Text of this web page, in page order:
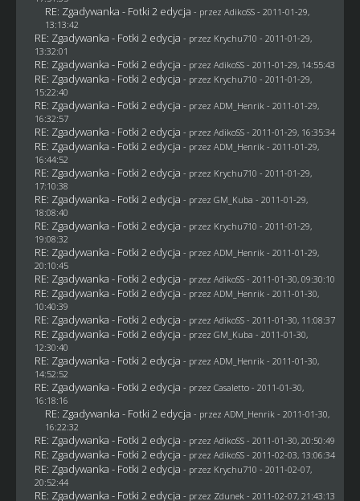
RE: Zgadywanka - Fotki 2 edycja - przez AdikoSS - 2011-01-29,
13:13:42
RE: Zgadywanka - Fotki 2 edycja - przez Krychu710 - 2011-01-29,
13:32:01
RE: Zgadywanka - Fotki 2 edycja - przez AdikoSS - 2011-01-29, 14:55:43
RE: Zgadywanka - Fotki 2 edycja - przez Krychu710 - 2011-01-29,
15:22:40
RE: Zgadywanka - Fotki 2 edycja - przez ADM_Henrik - 2011-01-29,
16:32:57
RE: Zgadywanka - Fotki 2 edycja - przez AdikoSS - 2011-01-29, 16:35:34
RE: Zgadywanka - Fotki 2 edycja - przez ADM_Henrik - 2011-01-29,
16:44:52
RE: Zgadywanka - Fotki 2 edycja - przez Krychu710 - 2011-01-29,
17:10:38
RE: Zgadywanka - Fotki 2 edycja - przez GM_Kuba - 2011-01-29,
18:08:40
RE: Zgadywanka - Fotki 2 edycja - przez Krychu710 - 2011-01-29,
19:08:32
RE: Zgadywanka - Fotki 2 edycja - przez ADM_Henrik - 2011-01-29,
20:10:45
RE: Zgadywanka - Fotki 2 edycja - przez AdikoSS - 2011-01-30, 09:30:10
RE: Zgadywanka - Fotki 2 edycja - przez ADM_Henrik - 2011-01-30,
10:40:39
RE: Zgadywanka - Fotki 2 edycja - przez AdikoSS - 2011-01-30, 11:08:37
RE: Zgadywanka - Fotki 2 edycja - przez GM_Kuba - 2011-01-30,
12:30:40
RE: Zgadywanka - Fotki 2 edycja - przez ADM_Henrik - 2011-01-30,
14:52:52
RE: Zgadywanka - Fotki 2 edycja - przez Casaletto- 2011-01-30,
16:18:16
RE: Zgadywanka - Fotki 2 edycja - przez ADM_Henrik - 2011-01-30,
16:22:32
RE: Zgadywanka - Fotki 2 edycja - przez AdikoSS - 2011-01-30, 20:50:49
RE: Zgadywanka - Fotki 2 edycja - przez AdikoSS - 2011-02-03, 13:06:34
RE: Zgadywanka - Fotki 2 edycja - przez Krychu710 - 2011-02-07,
20:52:44
RE: Zgadywanka - Fotki 2 edycja - przez Zdunek - 2011-02-07, 21:43:13